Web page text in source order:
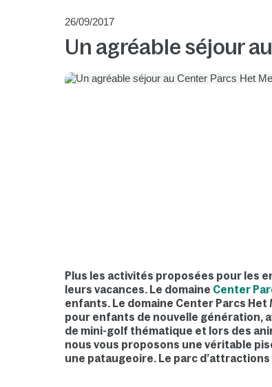
26/09/2017
Un agréable séjour
Plus les activités proposées pour les
leurs vacances. Le domaine Center
enfants. Le domaine Center Parcs
pour enfants de nouvelle génération,
de mini-golf thématique et lors des
nous vous proposons une véritable
une pataugeoire. Le parc